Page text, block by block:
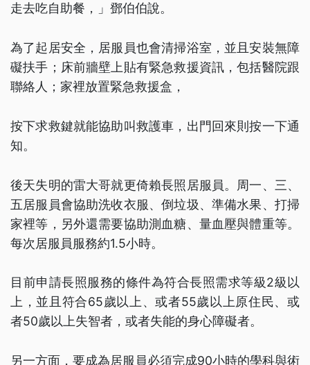
走去吃自助餐，」鄧伯伯說。
為了起居安全，居服員也會清掃浴室，並且安裝無障
礙扶手；床前牆壁上貼有緊急救援資訊，包括醫院跟
聯絡人；家裡放置緊急救援盒，
按下求救鍵就能協助叫救護車，出門回來則按一下通
知。
後天失明的雷大哥就更倚賴長照居服員。周一、三、
五居服員會協助洗收衣服、倒垃圾、準備水果、打掃
家裡等，另外還需要協助測血糖、量血壓與體重等。
每次居服員服務約1.5小時。
目前申請長照服務的條件為符合長照需求等級2級以
上，並且符合65歲以上、或者55歲以上原住民、或
者50歲以上失智者，或者失能的身心障礙者。
另一方面，要成為居服員必須完成90小時的學科與術